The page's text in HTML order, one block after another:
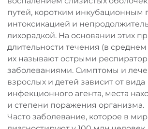
воспалением слизистых
путей, коротким инкубационным
интоксикацией и
лихорадкой. На основании этих
длительности течения (в
их называют острыми
заболеваниями. Симптомы и
взрослых и детей зависит от вида
инфекционного агента, места
и степени поражения организма.
Часто заболевание, которое в